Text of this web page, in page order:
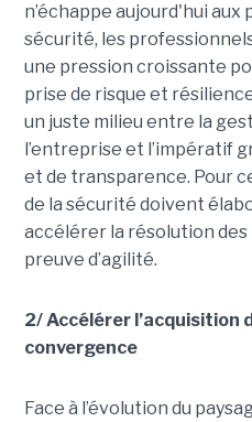
n’échappe aujourd'hui aux
sécurité, les
une pression croissante
prise de risque et
un juste milieu entre la
l’entreprise et l’impératif
et de transparence. Pour
de la sécurité doivent
accélérer la résolution
preuve d’agilité.
2/ Accélérer l’acquisition
convergence
Face à l’évolution du